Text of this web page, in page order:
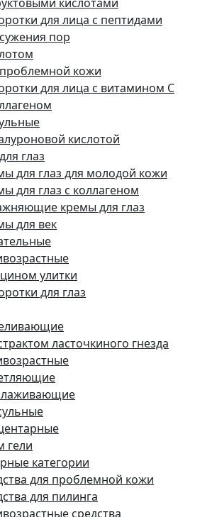
кислотами
для лица с пептидами
пор
кожи
для лица с витамином C
кислотой
глаз
для глаз для молодой кожи
для глаз с коллагеном
кремы для глаз
для век
улитки
для глаз
ласточкиного гнезда
гели
категории
для проблемной кожи
для пилинга
средства